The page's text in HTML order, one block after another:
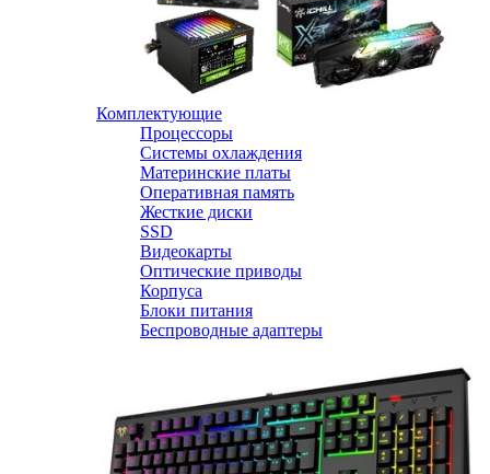
Комплектующие
Процессоры
Системы охлаждения
Материнские платы
Оперативная память
Жесткие диски
SSD
Видеокарты
Оптические приводы
Корпуса
Блоки питания
Беспроводные адаптеры